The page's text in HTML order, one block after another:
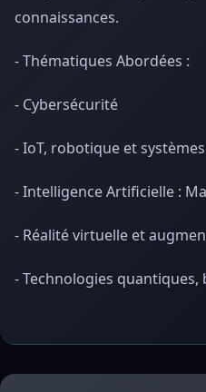
connaissances.
- Thématiques Abordées :
- Cybersécurité
- IoT, robotique et
- Intelligence Artificielle :
- Réalité virtuelle et
- Technologies quantiques,